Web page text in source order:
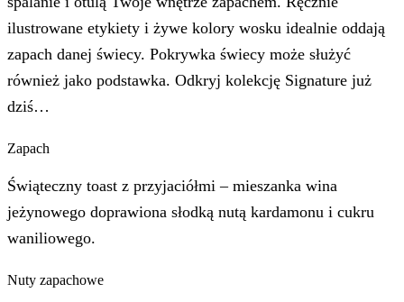
ilustrowane etykiety i żywe kolory wosku idealnie oddają
zapach danej świecy. Pokrywka świecy może służyć
również jako podstawka. Odkryj kolekcję Signature już
dziś…
Zapach
Świąteczny toast z przyjaciółmi – mieszanka wina
jeżynowego doprawiona słodką nutą kardamonu i cukru
waniliowego.
Nuty zapachowe